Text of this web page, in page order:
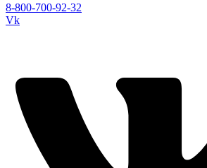
8-800-700-92-32
Vk